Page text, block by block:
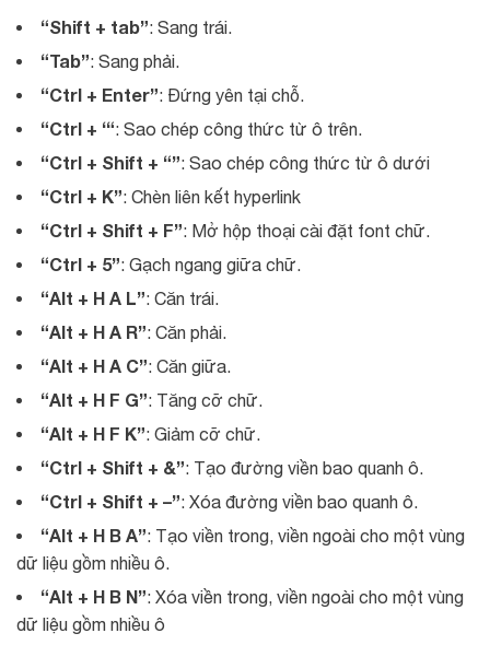
“Shift + tab”: Sang trái.
“Tab”: Sang phải.
“Ctrl + Enter”: Đứng yên tại chỗ.
“Ctrl + ‘“: Sao chép công thức từ ô trên.
“Ctrl + Shift + “”: Sao chép công thức từ ô dưới
“Ctrl + K”: Chèn liên kết hyperlink
“Ctrl + Shift + F”: Mở hộp thoại cài đặt font chữ.
“Ctrl + 5”: Gạch ngang giữa chữ.
“Alt + H A L”: Căn trái.
“Alt + H A R”: Căn phải.
“Alt + H A C”: Căn giữa.
“Alt + H F G”: Tăng cỡ chữ.
“Alt + H F K”: Giảm cỡ chữ.
“Ctrl + Shift + &”: Tạo đường viền bao quanh ô.
“Ctrl + Shift + –”: Xóa đường viền bao quanh ô.
“Alt + H B A”: Tạo viền trong, viền ngoài cho một vùng
dữ liệu gồm nhiều ô.
“Alt + H B N”: Xóa viền trong, viền ngoài cho một vùng
dữ liệu gồm nhiều ô